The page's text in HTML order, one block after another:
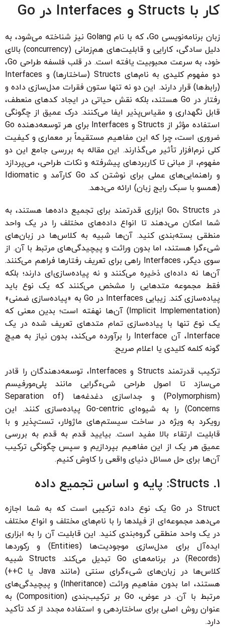
سطوح با زیرنویس فارسی حرفه‌ای و امکان دانلود و تماشای آنلاین."
بدون نیاز به تجربه قبلی برنامه‌نویسی
زیرنویس فارسی با ترجمه حرفه‌ای
۳۰ ٪ تخفیف ویژه برای دانشجویان و دانش آموزان
کار با Structs و Interfaces در Go
زبان برنامه‌نویسی Go، که با نام Golang نیز شناخته می‌شود، به
دلیل سادگی، کارایی و قابلیت‌های هم‌زمانی (concurrency) بالای
خود، به سرعت محبوبیت یافته است. در قلب فلسفه طراحی Go،
دو مفهوم کلیدی به نام‌های Structs (ساختارها) و Interfaces
(رابط‌ها) قرار دارند. این دو نه تنها ستون فقرات مدل‌سازی داده و
رفتار در Go هستند، بلکه نقش حیاتی در ایجاد کدهای منعطف،
قابل نگهداری و مقیاس‌پذیر ایفا می‌کنند. درک عمیق از چگونگی
استفاده مؤثر از Structs و Interfaces برای هر توسعه‌دهنده Go
ضروری است، چرا که این مفاهیم مستقیماً بر معماری و کیفیت
کلی نرم‌افزار تأثیر می‌گذارند. این مقاله به بررسی جامع این دو
مفهوم، از مبانی تا کاربردهای پیشرفته و نکات طراحی، می‌پردازد
و راهنمایی‌های عملی برای نوشتن کد Go کارآمد و Idiomatic
(همسو با سبک رایج زبان) ارائه می‌دهد.
در Go، Structs ابزاری قدرتمند برای تجمیع داده‌ها هستند، به
شما امکان می‌دهند تا انواع داده‌های مختلف را در یک واحد
منطقی بسته‌بندی کنید. آن‌ها شبیه به کلاس‌ها در زبان‌های
شیءگرا هستند، اما بدون وراثت و پیچیدگی‌های مرتبط با آن. از
سوی دیگر، Interfaces راهی برای تعریف رفتارها فراهم می‌کنند.
آن‌ها نه داده‌ای ذخیره می‌کنند و نه پیاده‌سازی‌ای دارند؛ بلکه
فقط مجموعه متدهایی را مشخص می‌کنند که یک نوع باید
پیاده‌سازی کند. زیبایی Interfaces در Go به «پیاده‌سازی ضمنی»
(Implicit Implementation) آن‌ها نهفته است؛ بدین معنی که
یک نوع تنها با پیاده‌سازی تمام متدهای تعریف شده در یک
Interface، آن Interface را برآورده می‌کند، بدون نیاز به هیچ
گونه کلمه کلیدی یا اعلام صریح.
ترکیب قدرتمند Structs و Interfaces، توسعه‌دهندگان را قادر
می‌سازد تا اصول طراحی شیءگرایی مانند پلی‌مورفیسم
(Polymorphism) و جداسازی دغدغه‌ها (Separation of
Concerns) را به شیوه‌ای Go-centric پیاده‌سازی کنند. این
رویکرد به ویژه در ساخت سیستم‌های ماژولار، تست‌پذیر و با
قابلیت ارتقاء بالا مفید است. بیایید قدم به قدم به بررسی
عمیق هر یک از این مفاهیم بپردازیم و سپس چگونگی ترکیب
آن‌ها برای حل مسائل دنیای واقعی را کاوش کنیم.
۱. Structs: پایه و اساس تجمیع داده
Struct در Go یک نوع داده ترکیبی است که به شما اجازه
می‌دهد مجموعه‌ای از فیلدها را با نام‌های مختلف و انواع مختلف
در یک واحد منطقی گروه‌بندی کنید. این قابلیت آن را به ابزاری
ایده‌آل برای مدل‌سازی موجودیت‌ها (Entities) و رکوردها
(Records) در برنامه‌های Go تبدیل می‌کند. Structs شبیه
کلاس‌ها در زبان‌های شیءگرای سنتی (مانند Java یا C++)
هستند، اما بدون مفاهیم وراثت (Inheritance) و پیچیدگی‌های
مرتبط با آن. در عوض، Go بر ترکیب‌بندی (Composition) به
عنوان روش اصلی برای ساختاردهی و استفاده مجدد از کد تأکید
دارد.